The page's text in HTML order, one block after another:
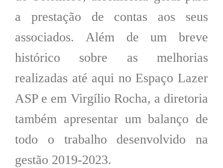
a prestação de contas aos seus
associados. Além de um breve
histórico sobre as melhorias
realizadas até aqui no Espaço Lazer
ASP e em Virgílio Rocha, a diretoria
também apresentar um balanço de
todo o trabalho desenvolvido na
gestão 2019-2023.